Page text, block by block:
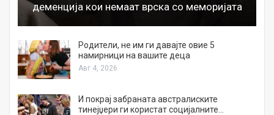
деменција кои немаат врска со меморијата
Родители, не им ги давајте овие 5
намирници на вашите деца
Авг 4, 2026
И покрај забраната австралиските
тинејџери ги користат социјалните…